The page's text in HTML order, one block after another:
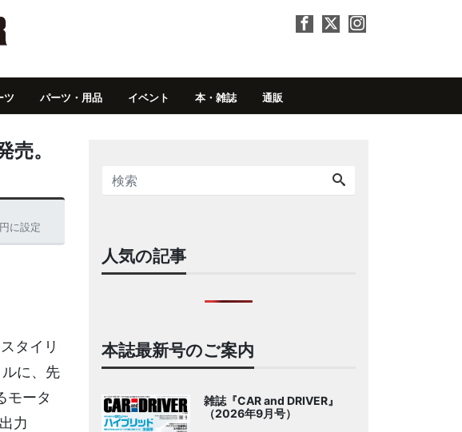
ツ パーツ・用品 イベント 本・雑誌 通販
。
に設定
タイリ
に、先
モータ
力
人気の記事
本誌最新号のご案内
雑誌『CAR and DRIVER』
（2026年9月号）